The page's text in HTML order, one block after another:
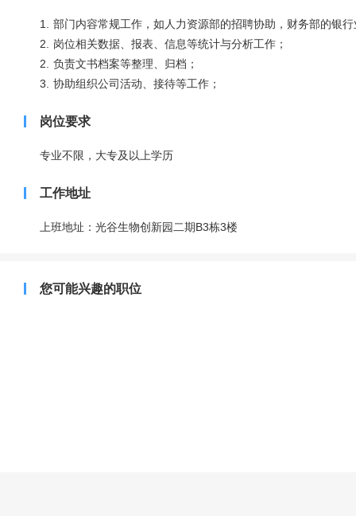
1. 部门内容常规工作，如人力资源部的招聘协助，财务部的银
2. 岗位相关数据、报表、信息等统计与分析工作；
2. 负责文书档案等整理、归档；
3. 协助组织公司活动、接待等工作；
岗位要求
专业不限，大专及以上学历
工作地址
上班地址：光谷生物创新园二期B3栋3楼
您可能兴趣的职位